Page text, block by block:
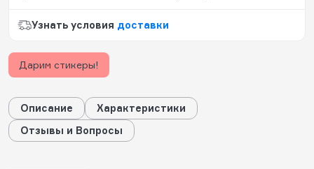
Узнать условия доставки
Дарим стикеры!
Описание
Характеристики
Отзывы и Вопросы